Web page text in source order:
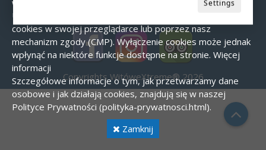
Copyrights WitóweXtreme® 2026
według własnych preferencji.
Jak zarządzać cookies?
Użytkownik może w każdej chwili zmienić ustawienia
cookies w swojej przeglądarce lub poprzez nasz
mechanizm zgody (CMP). Wyłączenie cookies może jednak
wpłynąć na niektóre funkcje dostępne na stronie. Więcej
informacji
Szczegółowe informacje o tym, jak przetwarzamy dane
osobowe i jak działają cookies, znajdują się w naszej
Polityce Prywatności (polityka-prywatnosci.html).
Zamknij
Settings